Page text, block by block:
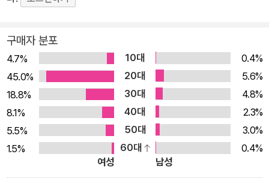
대한 그리움, “분명 살아 있는데 자꾸 살고 싶다는 생각이
거나 멀어져가는 것을 바라보는 자의 노스탤지어. 시인은 시로 쓰
여진 노스탤지어 속에서 다시 한번 살고, 노스탤지어가 될 것만
같은 순간을 예감하고, 그것을 우리에게 지어 건넨다. 좁은 골목
까지 들지 못하는 택시에서 내린 우리는 습관처럼 손을 잡고 걸었
다. 삼천오백원어치만큼 하늘이 밝아 있었다. 슬픔을 화폐로 쓰는
나라가 있다면 우리는 거기서 억만장자일 거야. 반지하방에서 옥
탑방을 거쳐 볕이 고만고만 드는 이층집으로 옮겨 앉는 동안 당신
도 슬픔에 대해 몇 마디 농담쯤은 할 수 있게 되었다. _「만하(晩
구매자 분포
4.7% 10대
0.4%
45.0%
20대
5.6%
18.8%
30대
4.8%
8.1%
40대
2.3%
5.5%
50대
3.0%
1.5%
60대
0.4%
여성
남성